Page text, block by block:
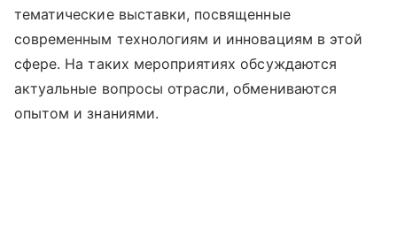
тематические выставки, посвященные
современным технологиям и инновациям в этой
сфере. На таких мероприятиях обсуждаются
актуальные вопросы отрасли, обмениваются
опытом и знаниями.